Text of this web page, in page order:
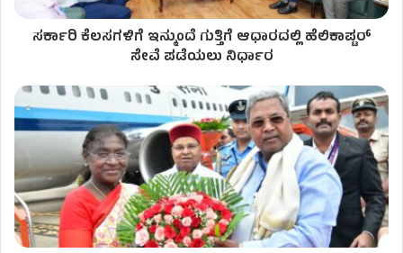
ಸರ್ಕಾರಿ ಕೆಲಸಗಳಿಗೆ ಇನ್ಮುಂದೆ ಗುತ್ತಿಗೆ ಆಧಾರದಲ್ಲಿ ಹೆಲಿಕಾಪ್ಟರ್
ಸೇವೆ ಪಡೆಯಲು ನಿರ್ಧಾರ